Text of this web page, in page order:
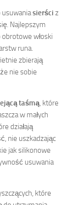
sierści z
Najlepszym
włoski
runa.
zbierają
nie sobie
taśmą , które
w małych
działają
nie uszkadzając
jak silikonowe
usuwania
które